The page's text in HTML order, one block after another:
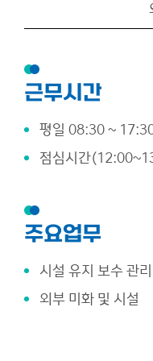
사이
근무시간
평일 08:30 ~
점심시간
주요업무
시설 유지 보수 관리
외부 미화 및 시설